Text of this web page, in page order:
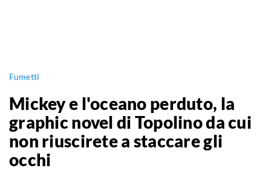
Fumetti
Mickey e l'oceano perduto, la
graphic novel di Topolino da cui
non riuscirete a staccare gli
occhi